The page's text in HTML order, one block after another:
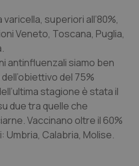
superiori all’80%,
Veneto, Toscana, Puglia,
antinfluenzali siamo ben
del 75%
stagione è stata il
due tra quelle che
Vaccinano oltre il 60%
Umbria, Calabria, Molise.
Marketing
a rendere fruibile il
di base quali la
l'accesso alle aree
non è in grado di
questi cookie.
Fornitore Dominio